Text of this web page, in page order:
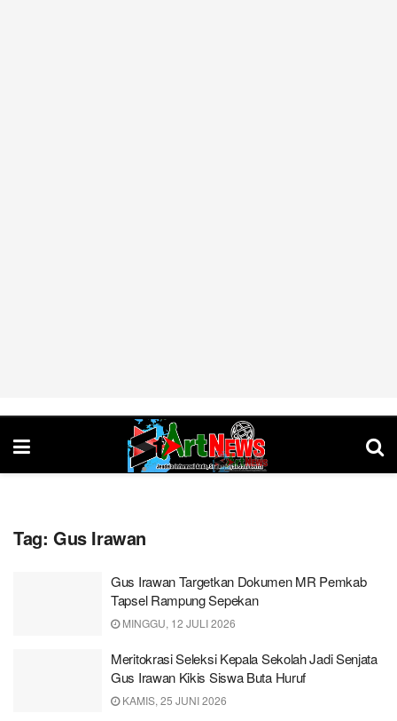
Tag: Gus Irawan
Gus Irawan Targetkan Dokumen MR Pemkab
Tapsel Rampung Sepekan
MINGGU, 12 JULI 2026
Meritokrasi Seleksi Kepala Sekolah Jadi Senjata
Gus Irawan Kikis Siswa Buta Huruf
KAMIS, 25 JUNI 2026